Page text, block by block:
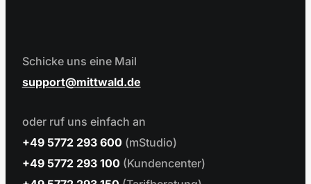
Schicke uns eine Mail
support
mittwald.de
oder ruf uns einfach an
+49 5772 293 600 (mStudio)
+49 5772 293 100 (Kundencenter)